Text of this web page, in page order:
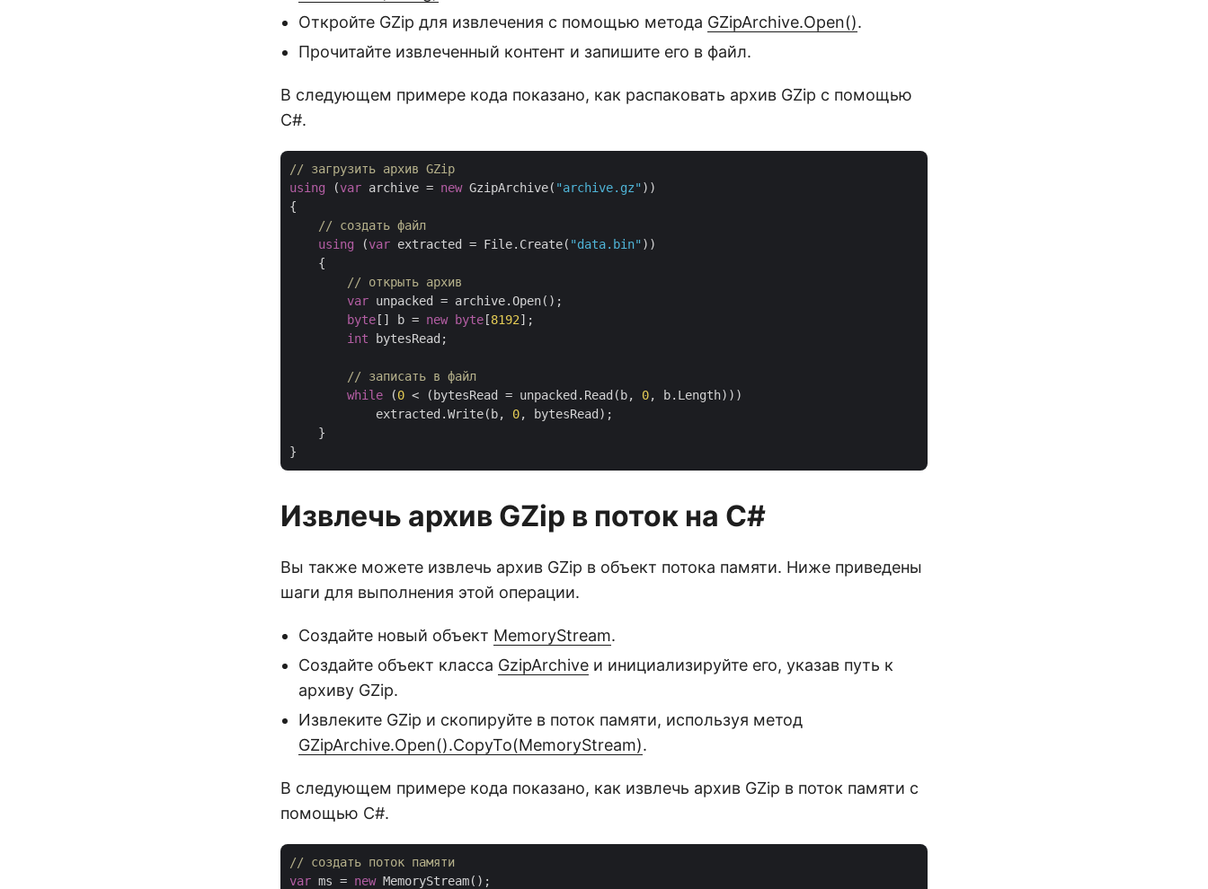
Откройте GZip для извлечения с помощью метода GZipArchive.Open().
Прочитайте извлеченный контент и запишите его в файл.
В следующем примере кода показано, как распаковать архив GZip с помощью
C#.
// загрузить архив GZip
using (var archive = new GzipArchive( "archive.gz" ))
{
// создать файл
using (var extracted = File.Create( "data.bin" ))
    {
// открыть архив
var unpacked = archive.Open();
byte [] b = new byte [8192];
int bytesRead;
// записать в файл
while (0 < (bytesRead = unpacked.Read(b, 0, b.Length)))
            extracted.Write(b,
0, bytesRead);
    }
Извлечь архив GZip в поток на C#
Вы также можете извлечь архив GZip в объект потока памяти. Ниже приведены
шаги для выполнения этой операции.
Создайте новый объект MemoryStream.
Создайте объект класса GzipArchive и инициализируйте его, указав путь к
архиву GZip.
Извлеките GZip и скопируйте в поток памяти, используя метод
GZipArchive.Open().CopyTo(MemoryStream).
В следующем примере кода показано, как извлечь архив GZip в поток памяти с
помощью C#.
// создать поток памяти
var ms = new MemoryStream();